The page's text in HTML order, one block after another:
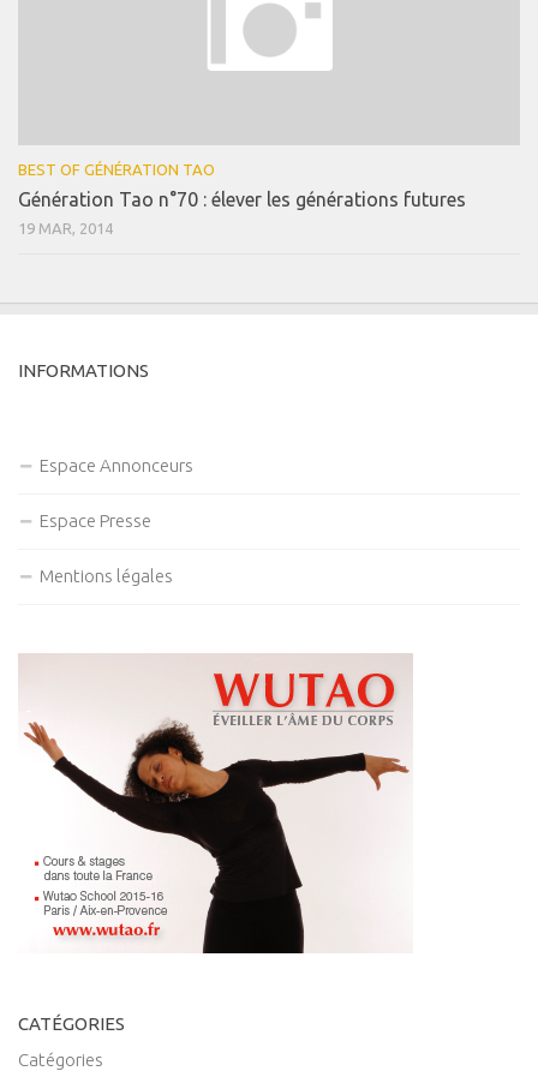
BEST OF GÉNÉRATION TAO
Génération Tao n°70 : élever les générations futures
19 MAR, 2014
INFORMATIONS
Espace Annonceurs
Espace Presse
Mentions légales
CATÉGORIES
Catégories